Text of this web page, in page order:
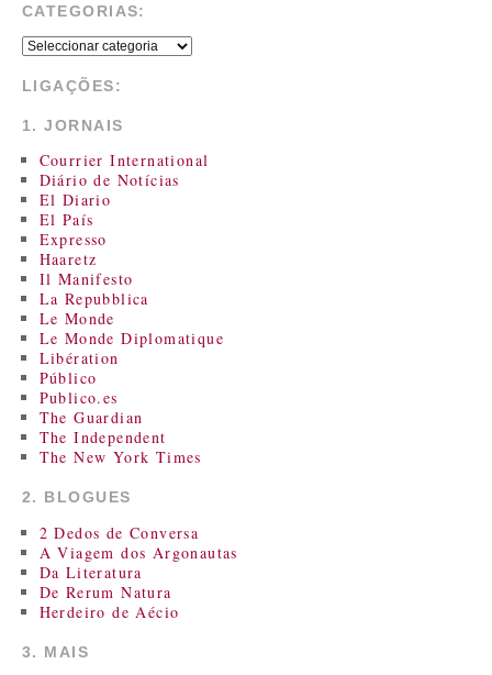
CATEGORIAS:
LIGAÇÕES:
1. JORNAIS
Courrier International
Diário de Notícias
El Diario
El País
Expresso
Haaretz
Il Manifesto
La Repubblica
Le Monde
Le Monde Diplomatique
Libération
Público
Publico.es
The Guardian
The Independent
The New York Times
2. BLOGUES
2 Dedos de Conversa
A Viagem dos Argonautas
Da Literatura
De Rerum Natura
Herdeiro de Aécio
3. MAIS